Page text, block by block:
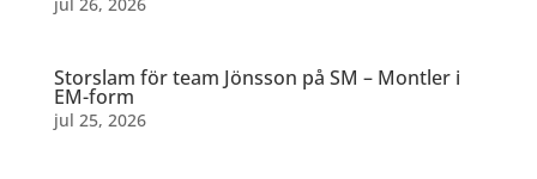
Storslam för team Jönsson på SM – Montler i
EM-form
jul 25, 2026